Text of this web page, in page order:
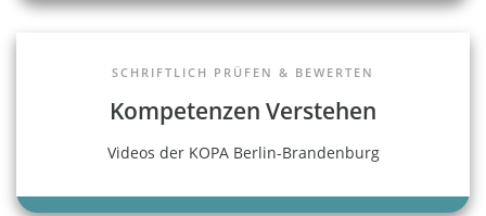
SCHRIFTLICH PRÜFEN & BEWERTEN
Kompetenzen Verstehen
Videos der KOPA Berlin-Brandenburg